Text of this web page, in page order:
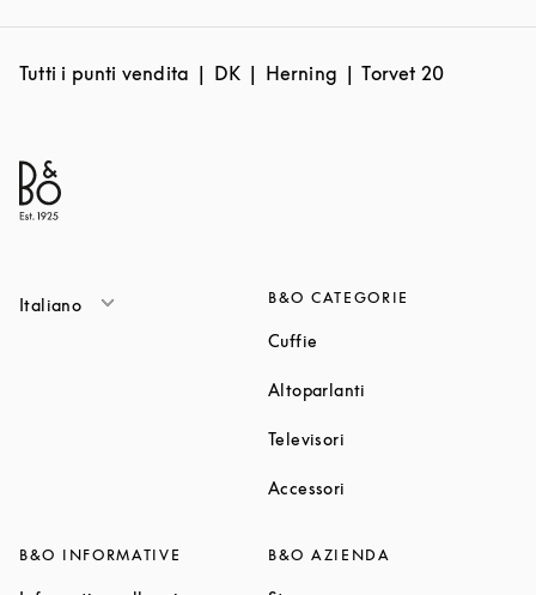
Tutti i punti vendita DK Herning Torvet 20
Italiano B&O CATEGORIE
Cuffie
Altoparlanti
Televisori
Accessori
B&O INFORMATIVE B&O AZIENDA